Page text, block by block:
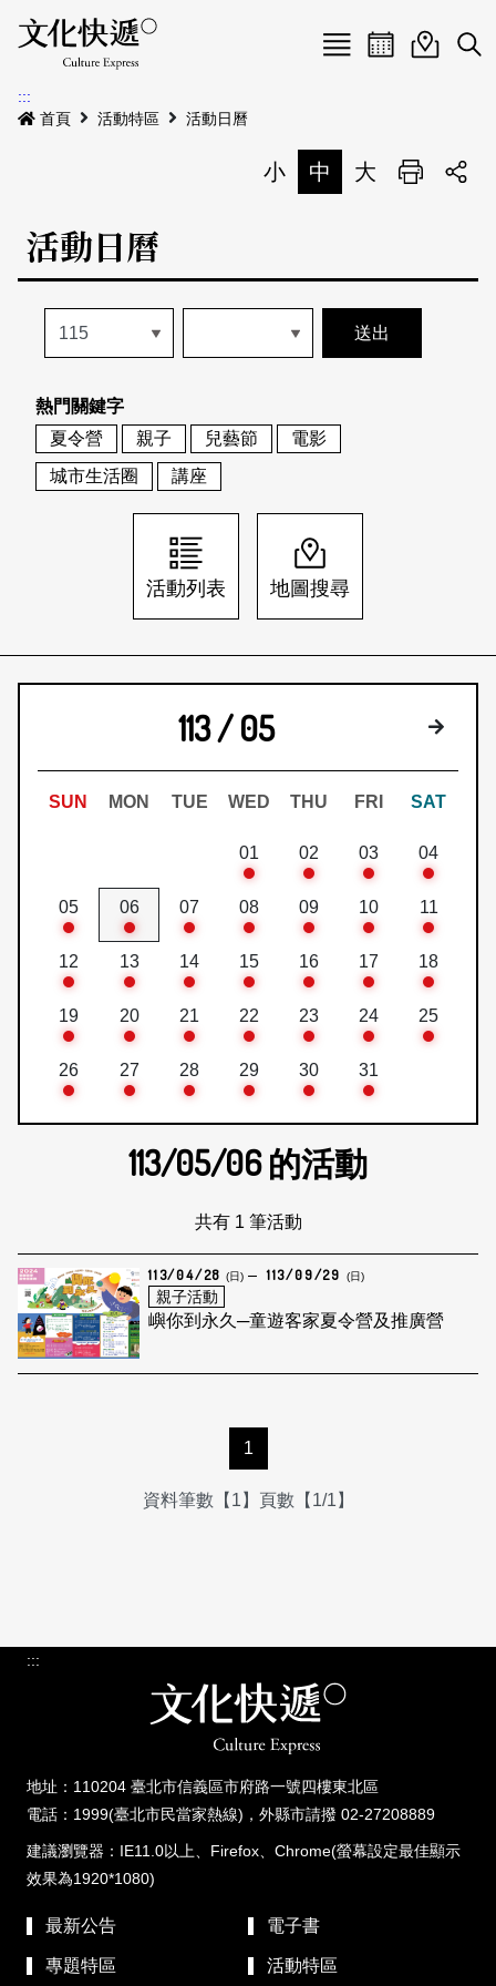
Menu
最新公告
本期專題
歷史專題
活動特區
活動列表
地圖搜尋
關於我們
關於我們
刊物索取地點
會員基本資料
刊登活動
網站導覽 English
日本語 登入/註冊
活動日曆活動地圖
展
:::
首頁
活動特區 活動日曆
小 中 大 列印
活動日曆
熱門關鍵字
夏令營
親子 兒藝節
電影
城市生活圈
講座
活動列表 地圖搜尋
113 / 05 下個月
SUN MON TUE WED THU FRI SAT
01 02 03 04
05 06 07 08 09 10 11
12 13 14 15 16 17 18
19 20 21 22 23 24 25
26 27 28 29 30 31
113/05/06的活動
共有 1 筆活動
113/04/28 (日) 113/09/29 (日)
親子活動
嶼你到永久─童遊客家夏令營及推廣營
1
資料筆數【1】頁數【1/1】
:::
地址：110204 臺北市信義區市府路一號四樓東北區
電話：1999(臺北市民當家熱線)，外縣市請撥 02-27208889
建議瀏覽器：IE11.0以上、Firefox、Chrome(螢幕設定最佳顯示
效果為1920*1080)
最新公告 電子書
專題特區 活動特區